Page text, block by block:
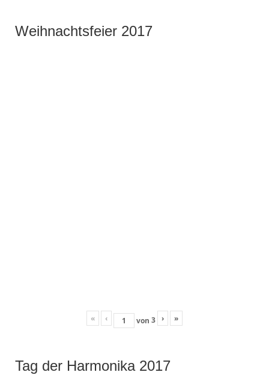
Weihnachtsfeier 2017
« ‹ von 3 › »
Tag der Harmonika 2017